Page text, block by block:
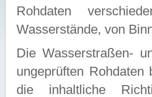
Rohdaten
Wasserstände, von
Die Wasserstraßen-
ungeprüften
die inhaltliche